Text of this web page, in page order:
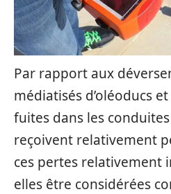
Par rapport aux
médiatisés d’oléoducs
fuites dans les
reçoivent relativement
ces pertes relativement
elles être considérées